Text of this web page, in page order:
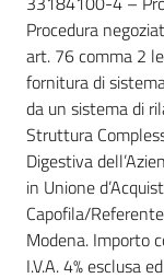
Procedura
art. 76 comma 2
fornitura di
da un sistema di
Struttura
Digestiva
in Unione
Capofila/
Modena. Importo
I.V.A. 4% esclusa